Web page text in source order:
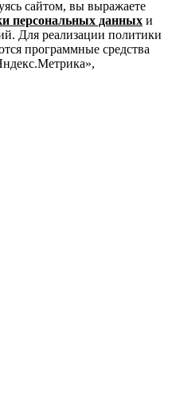
сайтом, вы выражаете
персональных данных и
Для реализации политики
программные средства